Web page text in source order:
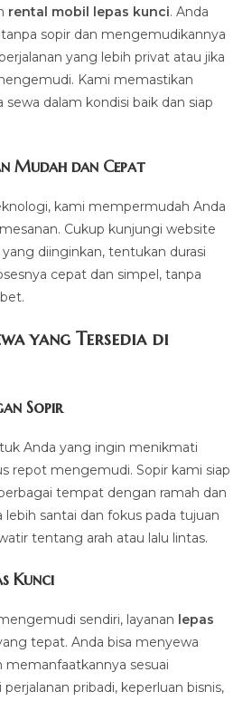
rental mobil lepas kunci. Anda
sopir dan mengemudikannya
yang lebih privat atau jika
Kami memastikan
sewa dalam kondisi baik dan siap
Mudah dan Cepat
kami mempermudah Anda
Cukup kunjungi website
diinginkan, tentukan durasi
cepat dan simpel, tanpa
yang Tersedia di
Sopir
Anda yang ingin menikmati
repot mengemudi. Sopir kami siap
tempat dengan ramah dan
lebih santai dan fokus pada tujuan
tentang arah atau lalu lintas.
Kunci
sendiri, layanan lepas
tepat. Anda bisa menyewa
memanfaatkannya sesuai
pribadi, keperluan bisnis,